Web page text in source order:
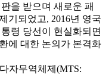
을 받으며 새로운 패
기되었고, 2016년 영국
령 당선이 현실화되면
에 대한 논의가 본격화
자무역체제(MTS: